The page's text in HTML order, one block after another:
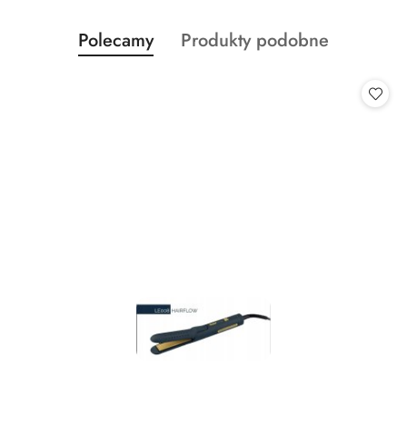
Pomiń karuzelę produktów
Produkty
o
Polecamy
Produkty
Produkty podobne